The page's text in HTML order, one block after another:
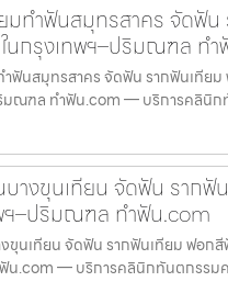
มทำฟันสมุทรสาคร จัดฟัน
นกรุงเทพฯ–ปริมณฑล ท
ำฟันสมุทรสาคร จัดฟัน รากฟันเทียม
มณฑล ทำฟัน.com — บริการคลินิก
างขุนเทียน จัดฟัน รากฟั
ฯ–ปริมณฑล ทำฟัน.com
นเทียน จัดฟัน รากฟันเทียม ฟอกสี
.com — บริการคลินิกทันตกรรมค